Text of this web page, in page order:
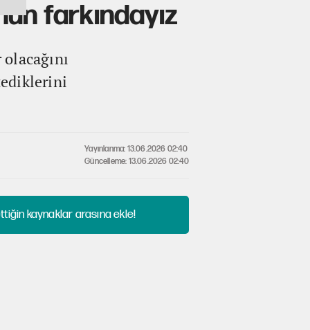
farkındayız
Yayınlanma: 13.06.2026 02:40
Güncelleme: 13.06.2026 02:40
kaynaklar arasına ekle!